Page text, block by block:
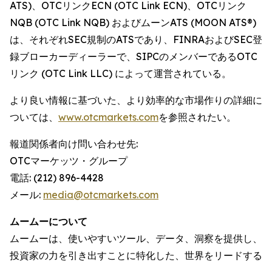
ATS)、OTCリンクECN (OTC Link ECN)、OTCリンク
NQB (OTC Link NQB) およびムーンATS (MOON ATS®)
は、それぞれSEC規制のATSであり、FINRAおよびSEC登
録ブローカーディーラーで、SIPCのメンバーであるOTC
リンク (OTC Link LLC) によって運営されている。
より良い情報に基づいた、より効率的な市場作りの詳細に
ついては、 www.otcmarkets.comを参照されたい。
報道関係者向け問い合わせ先:
OTCマーケッツ・グループ
電話: (212) 896-4428
メール: media@otcmarkets.com
ムームーについて
ムームーは、使いやすいツール、データ、洞察を提供し、
投資家の力を引き出すことに特化した、世界をリードする